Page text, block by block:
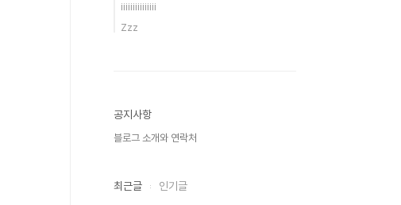
iiiiiiiiiiiiiii
Zzz
공지사항
블로그 소개와 연락처
최근글 인기글